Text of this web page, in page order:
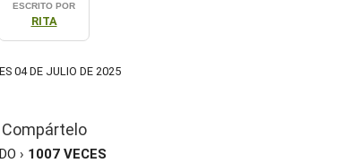
ESCRITO POR
RITA
04 DE JULIO DE 2025
Compártelo
› 1007 VECES